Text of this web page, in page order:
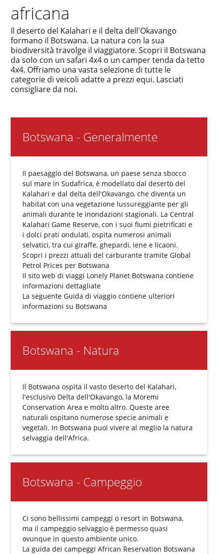
africana
Il deserto del Kalahari e il delta dell'Okavango
formano il Botswana. La natura con la sua
biodiversità travolge il viaggiatore. Scopri il Botswana
da solo con un safari 4x4 o un camper tenda da tetto
4x4. Offriamo una vasta selezione di tutte le
categorie di veicoli adatte a prezzi equi. Lasciati
consigliare da noi.
Botswana - Generalmente
Il paesaggio del Botswana, un paese senza sbocco
sul mare in Sudafrica, è modellato dal deserto del
Kalahari e dal delta dell'Okavango, che diventa un
habitat con una vegetazione lussureggiante per gli
animali durante le inondazioni stagionali. La Central
Kalahari Game Reserve, con i suoi fiumi pietrificati e
i dolci prati ondulati, ospita numerosi animali
selvatici, tra cui giraffe, ghepardi, iene e licaoni.
Scopri i prezzi attuali del carburante tramiteGlobal
Petrol Prices per Botswana
Il sito web di viaggi Lonely Planet Botswana contiene
informazioni dettagliate
La seguenteGuida di viaggio contiene ulteriori
informazioni su Botswana
Botswana - Natura
Il Botswana ospita il vasto deserto del Kalahari,
l'esclusivo Delta dell'Okavango, la Moremi
Conservation Area e molto altro. Queste aree
naturali ospitano numerose specie animali e
vegetali. In Botswana puoi vivere al meglio la natura
selvaggia dell'Africa.
Botswana - Campeggio
Ci sono bellissimi campeggi o resort in Botswana,
ma il campeggio selvaggio è permesso quasi
ovunque in questo ambiente unico.
La guida dei campeggiAfrican Reservation Botswana